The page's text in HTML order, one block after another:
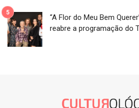
“A Flor do Meu Bem
reabre a programação do